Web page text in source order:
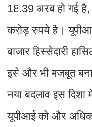
18.39 अरब हो गई
करोड़ रुपये है।
बाजार हिस्सेदारी
इसे और भी मजबूत
नया बदलाव इस दिशा
यूपीआई को और